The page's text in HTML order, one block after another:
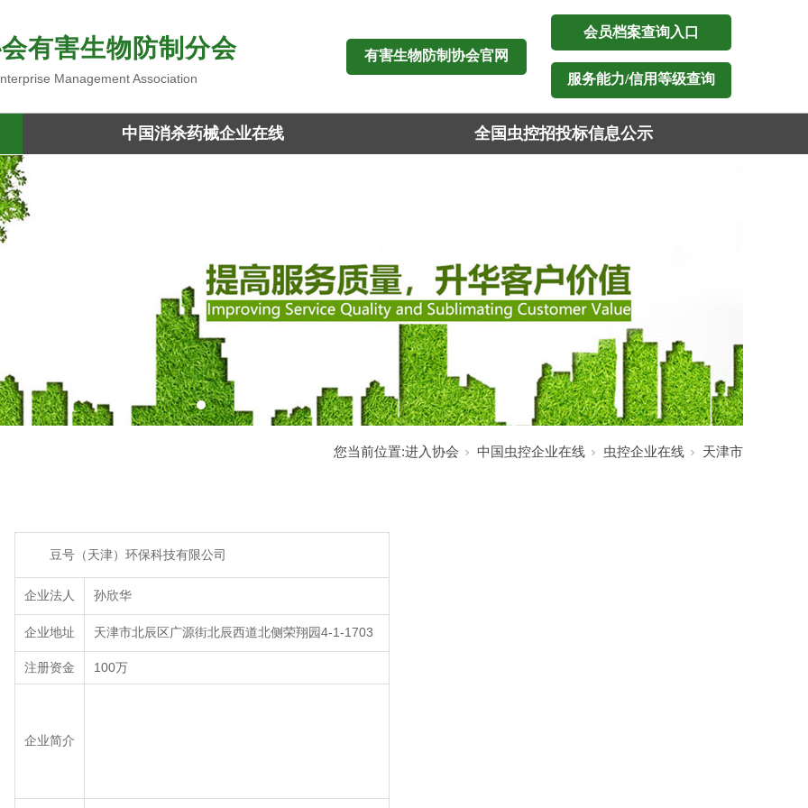
有害生物防制分会 有害生物防制协会官网
Management Association 服务能力/信用等级查询
会员档案查询入口
中国消杀药械企业在线 全国虫控招投标信息公示
您当前位置:进入协会 中国虫控企业在线 虫控企业在线 天津市
豆号（天津）环保科技有限公司
企业法人 孙欣华
企业地址 天津市北辰区广源街北辰西道北侧荣翔园4-1-1703
注册资金 100万
企业简介